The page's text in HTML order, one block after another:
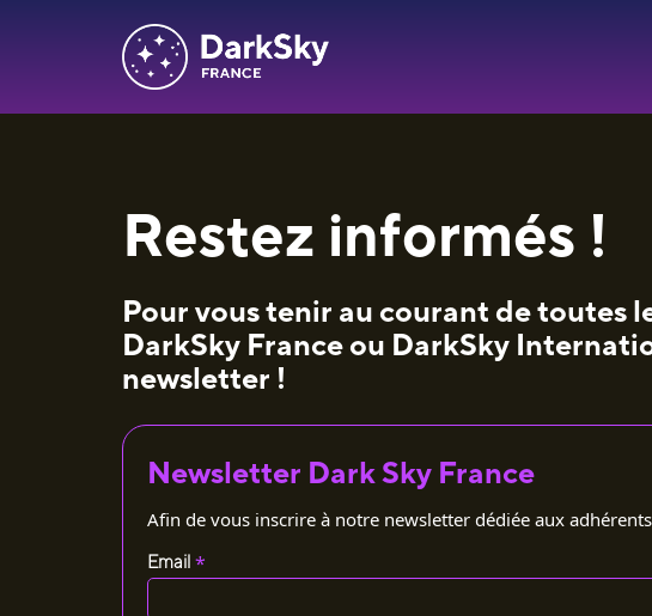
Restez informés !
Pour vous tenir au courant de toutes
DarkSky France ou DarkSky
newsletter !
Newsletter Dark Sky France
Afin de vous inscrire à notre newsletter dédiée aux
Email *